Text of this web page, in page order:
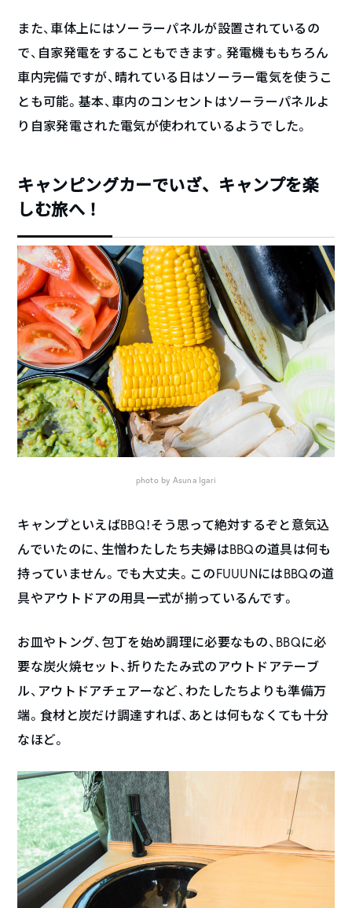
また、車体上にはソーラーパネルが設置されているの
で、自家発電をすることもできます。発電機ももちろん
車内完備ですが、晴れている日はソーラー電気を使うこ
とも可能。基本、車内のコンセントはソーラーパネルよ
り自家発電された電気が使われているようでした。
キャンピングカーでいざ、キャンプを楽
しむ旅へ！
photo by Asuna Igari
キャンプといえばBBQ！そう思って絶対するぞと意気込
んでいたのに、生憎わたしたち夫婦はBBQの道具は何も
持っていません。でも大丈夫。このFUUUNにはBBQの道
具やアウトドアの用具一式が揃っているんです。
お皿やトング、包丁を始め調理に必要なもの、BBQに必
要な炭火焼セット、折りたたみ式のアウトドアテーブ
ル、アウトドアチェアーなど、わたしたちよりも準備万
端。食材と炭だけ調達すれば、あとは何もなくても十分
なほど。